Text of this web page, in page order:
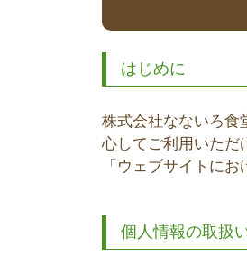
はじめに
株式会社なないろ食
心してご利用いただ
「ウェブサイトに
個人情報の取扱